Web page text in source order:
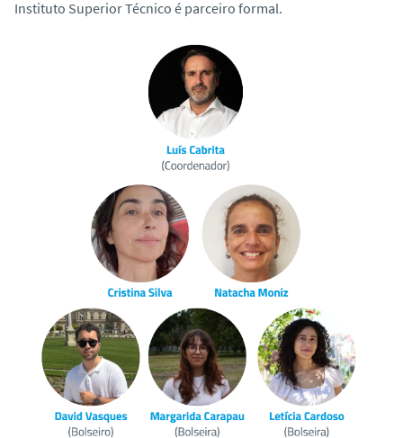
Instituto Superior Técnico é parceiro formal.